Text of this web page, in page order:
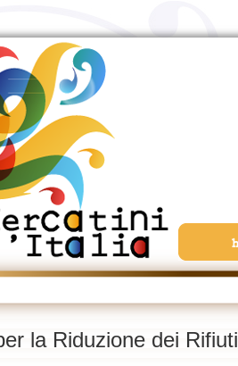
la Riduzione dei Rifiuti